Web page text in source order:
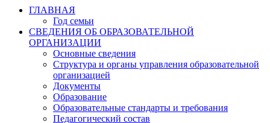
ГЛАВНАЯ
Год семьи
СВЕДЕНИЯ ОБ ОБРАЗОВАТЕЛЬНОЙ
ОРГАНИЗАЦИИ
Основные сведения
Структура и органы управления образовательной
организацией
Документы
Образование
Образовательные стандарты и требования
Педагогический состав